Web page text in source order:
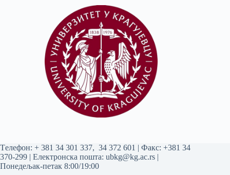
Tелефон: + 381 34 301 337, 34 372 601 | Факс: +381 34
370-299 | Електронска пошта: ubkg@kg.ac.rs |
Понедељак-петак 8:00/19:00